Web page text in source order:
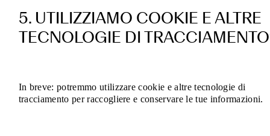
5. UTILIZZIAMO COOKIE E ALTRE
TECNOLOGIE DI
In breve: potremmo utilizzare cookie e altre tecnologie di
tracciamento per raccogliere e conservare le tue informazioni.